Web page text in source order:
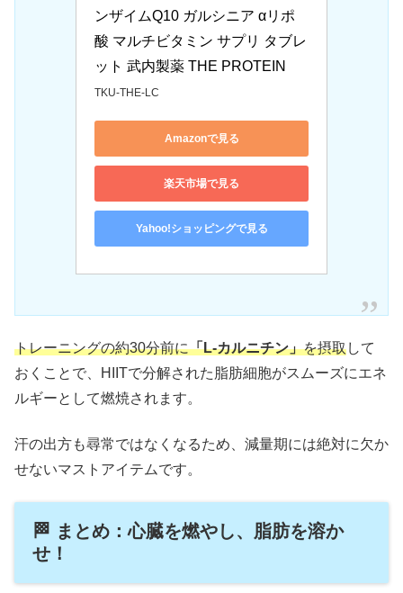
ンザイムQ10 ガルシニア αリポ
酸 マルチビタミン サプリ タブレ
ット 武内製薬 THE PROTEIN
TKU-THE-LC
Amazonで見る
楽天市場で見る
Yahoo!ショッピングで見る
トレーニングの約30分前に「L-カルニチン」を摂取して
おくことで、HIITで分解された脂肪細胞がスムーズにエネ
ルギーとして燃焼されます。
汗の出方も尋常ではなくなるため、減量期には絶対に欠か
せないマストアイテムです。
🏁 まとめ：心臓を燃やし、脂肪を溶か
せ！